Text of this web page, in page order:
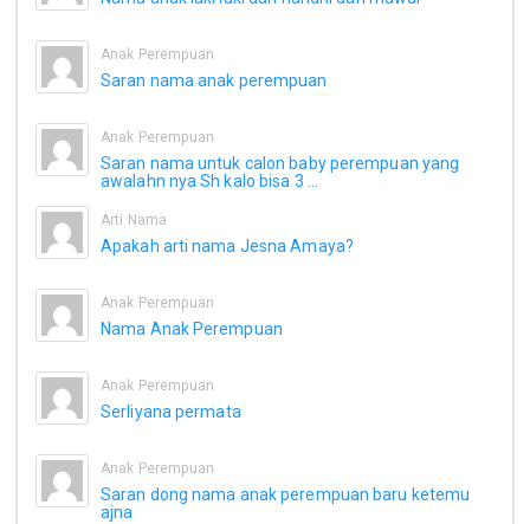
Anak Perempuan
Saran nama anak perempuan
Anak Perempuan
Saran nama untuk calon baby perempuan yang
awalahn nya Sh kalo bisa 3 ...
Arti Nama
Apakah arti nama Jesna Amaya?
Anak Perempuan
Nama Anak Perempuan
Anak Perempuan
Serliyana permata
Anak Perempuan
Saran dong nama anak perempuan baru ketemu
ajna